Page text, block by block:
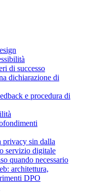
di successo
dichiarazione di
e procedura di
privacy sin dalla
servizio digitale
quando necessario
architettura,
DPO